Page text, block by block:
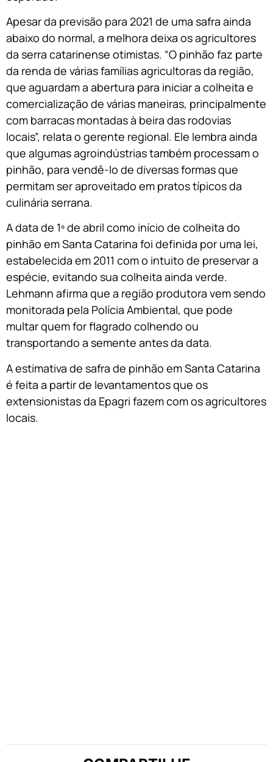
Apesar da previsão para 2021 de uma safra ainda
abaixo do normal, a melhora deixa os agricultores
da serra catarinense otimistas. “O pinhão faz parte
da renda de várias famílias agricultoras da região,
que aguardam a abertura para iniciar a colheita e
comercialização de várias maneiras, principalmente
com barracas montadas à beira das rodovias
locais”, relata o gerente regional. Ele lembra ainda
que algumas agroindústrias também processam o
pinhão, para vendê-lo de diversas formas que
permitam ser aproveitado em pratos típicos da
culinária serrana.
A data de 1º de abril como início de colheita do
pinhão em Santa Catarina foi definida por uma lei,
estabelecida em 2011 com o intuito de preservar a
espécie, evitando sua colheita ainda verde.
Lehmann afirma que a região produtora vem sendo
monitorada pela Polícia Ambiental, que pode
multar quem for flagrado colhendo ou
transportando a semente antes da data.
A estimativa de safra de pinhão em Santa Catarina
é feita a partir de levantamentos que os
extensionistas da Epagri fazem com os agricultores
locais.